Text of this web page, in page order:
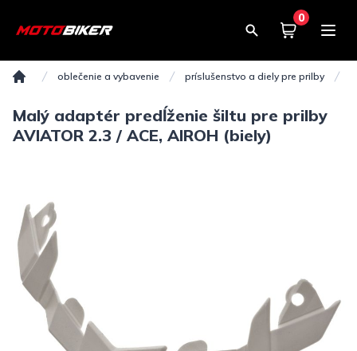
0
Košík 0,00€
oblečenie a vybavenie príslušenstvo a diely pre prilby
Malý adaptér predĺženie šiltu pre prilby
AVIATOR 2.3 / ACE, AIROH (biely)